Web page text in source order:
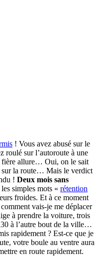
! Vous avez abusé sur le
roulé sur l’autoroute à une
fière allure… Oui, on le sait
sur la route… Mais le verdict
! Deux mois sans
simples mots « rétention
froides. Et à ce moment
vais-je me déplacer
à prendre la voiture, trois
à l’autre bout de la ville…
rapidement ? Est-ce que je
votre boule au ventre aura
en route rapidement.